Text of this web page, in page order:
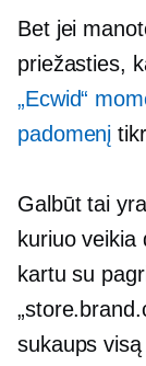
Bet jei
priežasties,
„Ecwid“
padomenį
Galbūt tai
kuriuo
kartu su
sukaups